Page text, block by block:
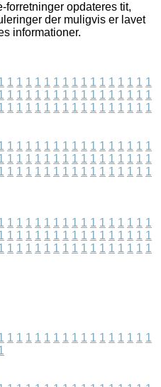
opdateres tit,
der muligvis er lavet
informationer.
1 1 1 1 1 1 1 1 1 1 1 1 1 1 1 1
1 1 1 1 1 1 1 1 1 1 1 1 1 1 1 1
1 1 1 1 1 1 1 1 1 1 1 1 1 1 1 1
1 1 1 1 1 1 1 1 1 1 1 1 1 1 1 1
1 1 1 1 1 1 1 1 1 1 1 1 1 1 1 1
1 1 1 1 1 1 1 1 1 1 1 1 1 1 1 1
1 1 1 1 1 1 1 1 1 1 1 1 1 1 1 1
1 1 1 1 1 1 1 1 1 1 1 1 1 1 1 1
1 1 1 1 1 1 1 1 1 1 1 1 1 1 1 1
1 1 1 1 1 1 1 1 1 1 1 1 1 1 1 1